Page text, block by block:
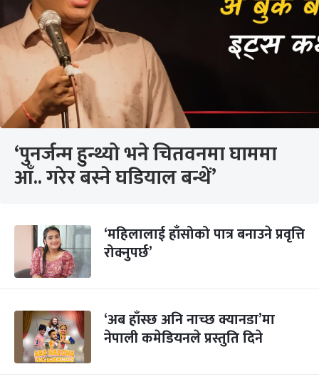
‘पुनर्जन्म हुन्थ्यो भने चितवनमा घाममा
आँ.. गरेर बस्ने घडियाल बन्थें’
‘महिलालाई हाँसोको पात्र बनाउने प्रवृत्ति
रोक्नुपर्छ’
‘अब हाँस्छ अनि नाच्छ क्यानडा’मा
नेपाली कमेडियनले प्रस्तुति दिने